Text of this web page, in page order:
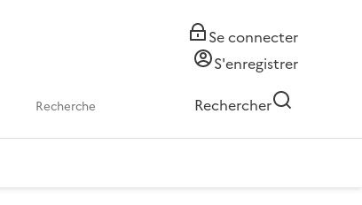
Se connecter
S'enregistrer
Rechercher